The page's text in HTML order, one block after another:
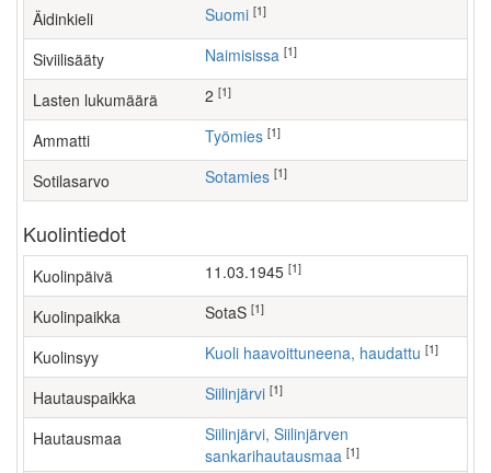
Äidinkieli Suomi [1]
Siviilisääty Naimisissa [1]
Lasten lukumäärä [1]
Ammatti työmies [1]
Sotilasarvo Sotamies [1]
Kuolintiedot
Kuolinpäivä 11.03.1945 [1]
Kuolinpaikka SotaS [1]
Kuolinsyy Kuoli haavoittuneena, haudattu [1]
Hautauspaikka Siilinjärvi [1]
Hautausmaa
Siilinjärvi, Siilinjärven
sankarihautausmaa [1]